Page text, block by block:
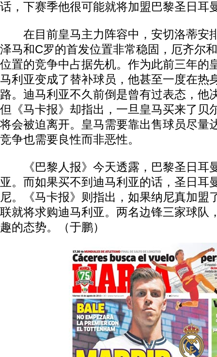
话，下赛季他很可能就将加盟巴黎圣日耳
在目前皇马主力阵容中，安切洛蒂安
泽马和C罗的首发位置非常稳固，厄齐尔
位置的竞争中占据先机。作为此前三年的
马利亚变成了替补球员，他甚至一度在热
路。迪马利亚不久前倒是曾有过表态，他
但《马卡报》却指出，一旦皇马买来了贝
将会被迫离开。皇马需要靠出售球员尽量
竞争也需要良性而非恶性。
《巴黎人报》今天透露，巴黎圣日耳
亚。而如果买不到迪马利亚的话，圣日耳
尼。《马卡报》则指出，如果纳尼真加盟
联就将求购迪马利亚。两名边锋三家球队
趣的态势。（于鹏）